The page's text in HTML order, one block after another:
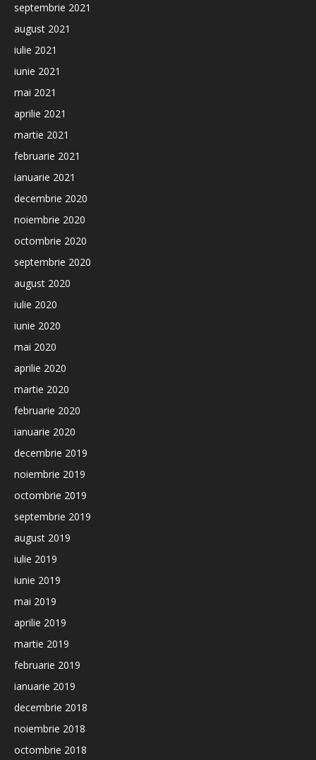
septembrie 2021
august 2021
iulie 2021
iunie 2021
mai 2021
aprilie 2021
martie 2021
februarie 2021
ianuarie 2021
decembrie 2020
noiembrie 2020
octombrie 2020
septembrie 2020
august 2020
iulie 2020
iunie 2020
mai 2020
aprilie 2020
martie 2020
februarie 2020
ianuarie 2020
decembrie 2019
noiembrie 2019
octombrie 2019
septembrie 2019
august 2019
iulie 2019
iunie 2019
mai 2019
aprilie 2019
martie 2019
februarie 2019
ianuarie 2019
decembrie 2018
noiembrie 2018
octombrie 2018